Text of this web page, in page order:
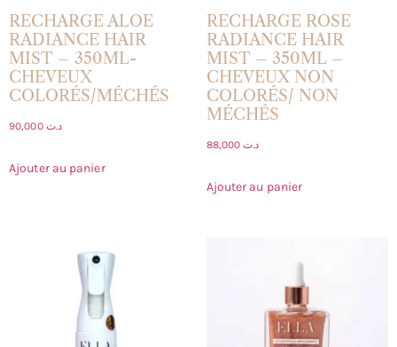
RECHARGE ALOE
RADIANCE HAIR
MIST – 350ML-
CHEVEUX
COLORÉS/MÉCHÉS
د.ت 90,000
Ajouter au panier
RECHARGE ROSE
RADIANCE HAIR
MIST – 350ML –
CHEVEUX NON
COLORÉS/ NON
MÉCHÉS
د.ت88,000
Ajouter au panier